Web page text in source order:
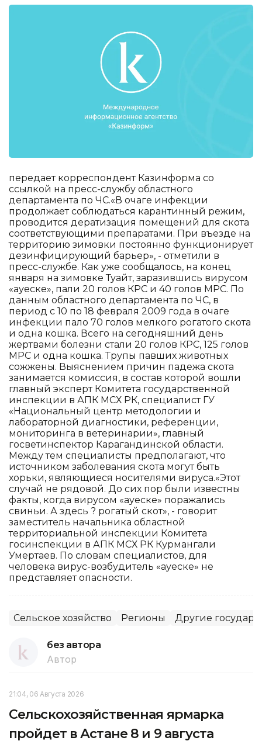
передает корреспондент Казинформа со
ссылкой на пресс-службу областного
департамента по ЧС.«В очаге инфекции
продолжает соблюдаться карантинный режим,
проводится дератизация помещений для скота
соответствующими препаратами. При въезде на
территорию зимовки постоянно функционирует
дезинфицирующий барьер», - отметили в
пресс-службе. Как уже сообщалось, на конец
января на зимовке Туайт, заразившись вирусом
«ауеске», пали 20 голов КРС и 40 голов МРС. По
данным областного департамента по ЧС, в
период с 10 по 18 февраля 2009 года в очаге
инфекции пало 70 голов мелкого рогатого скота
и одна кошка. Всего на сегодняшний день
жертвами болезни стали 20 голов КРС, 125 голов
МРС и одна кошка. Трупы павших животных
сожжены. Выяснением причин падежа скота
занимается комиссия, в состав которой вошли
главный эксперт Комитета государственной
инспекции в АПК МСХ РК, специалист ГУ
«Национальный центр методологии и
лабораторной диагностики, референции,
мониторинга в ветеринарии», главный
госветинспектор Карагандинской области.
Между тем специалисты предполагают, что
источником заболевания скота могут быть
хорьки, являющиеся носителями вируса.«Этот
случай не рядовой. До сих пор были известны
факты, когда вирусом «ауеске» поражались
свиньи. А здесь ? рогатый скот», - говорит
заместитель начальника областной
территориальной инспекции Комитета
госинспекции в АПК МСХ РК Курмангали
Умертаев. По словам специалистов, для
человека вирус-возбудитель «ауеске» не
представляет опасности.
Сельское хозяйство Регионы Другие
без автора
Автор
21:04, 06 Августа 2026
Сельскохозяйственная ярмарка
пройдет в Астане 8 и 9 августа